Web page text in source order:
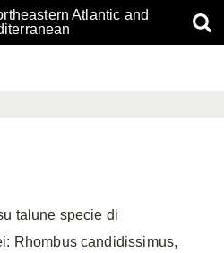
Atlantic and
talune specie di
Rhombus candidissimus,